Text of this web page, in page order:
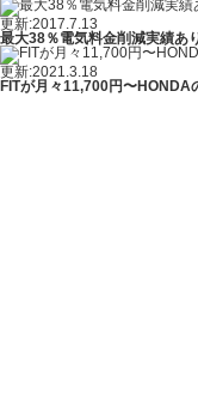
更新:2017.7.13
最大38％電気料金削減実績あ
更新:2021.3.18
FITが月々11,700円〜HONDA